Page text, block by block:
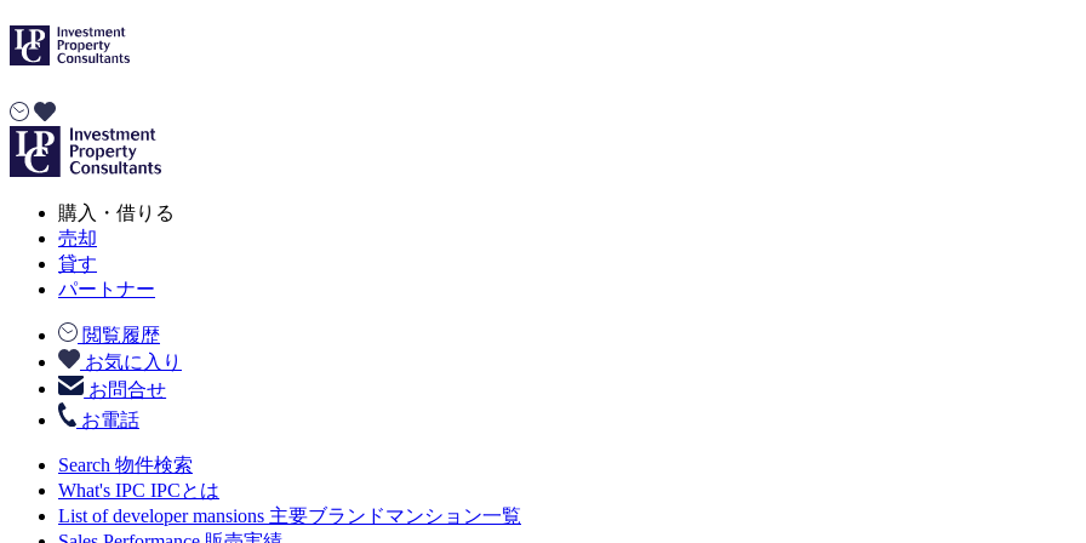
購入・借りる
売却
貸す
パートナー
閲覧履歴
お気に入り
お問合せ
お電話
Search 物件検索
What's IPC IPCとは
List of developer mansions 主要ブランドマンション一覧